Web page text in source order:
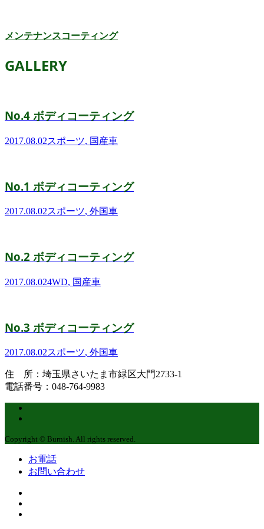
メンテナンスコーティング
GALLERY
No.4 ボディコーティング
2017.08.02スポーツ, 国産車
No.1 ボディコーティング
2017.08.02スポーツ, 外国車
No.2 ボディコーティング
2017.08.024WD, 国産車
No.3 ボディコーティング
2017.08.02スポーツ, 外国車
住 所：埼玉県さいたま市緑区大門2733-1
電話番号：048-764-9983
Copyright © Burnish. All rights reserved.
お電話
お問い合わせ